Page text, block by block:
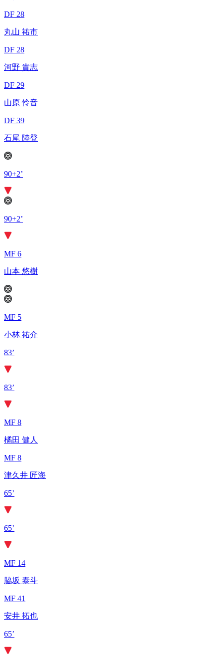
DF 28
丸山 祐市
DF 28
河野 貴志
DF 29
山原 怜音
DF 39
石尾 陸登
90+2’
90+2’
MF 6
山本 悠樹
MF 5
小林 祐介
83’
83’
MF 8
橘田 健人
MF 8
津久井 匠海
65’
65’
MF 14
脇坂 泰斗
MF 41
安井 拓也
65’